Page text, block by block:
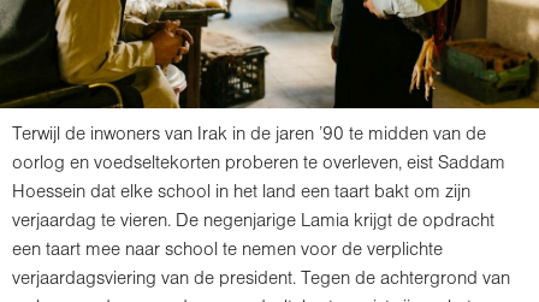
Terwijl de inwoners van Irak in de jaren ’90 te midden van de
oorlog en voedseltekorten proberen te overleven, eist Saddam
Hoessein dat elke school in het land een taart bakt om zijn
verjaardag te vieren. De negenjarige Lamia krijgt de opdracht
een taart mee naar school te nemen voor de verplichte
verjaardagsviering van de president. Tegen de achtergrond van